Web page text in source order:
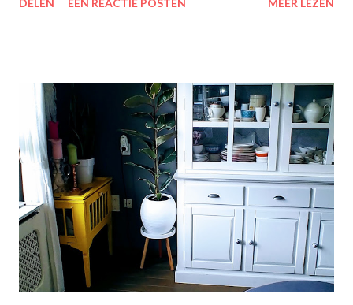
theesmaken van Lipton: voor een goed moment dat heerlijk
mengsel van zonnebloem-, lijnzaad- en koolzaadolie. Het bevat
Omega’s 3 & 6 die goed zijn voor hart en bloedvaten. Omega's 3
& 6 zijn meervoudig onverzadigde vetzuren, die het lichaam niet
zelf kan aanmaken. Ze dragen bij tot de instandhouding van een
normaal cholesterolgehalte in het bloed. Becel Dieetolie geeft
een optimale smaak aan uw gerechten, met behoud van de
smaak van uw originele ingrediënten. Naast warme toepassing
l...